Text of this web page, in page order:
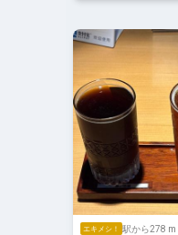
エキメシ！ 駅から278 m